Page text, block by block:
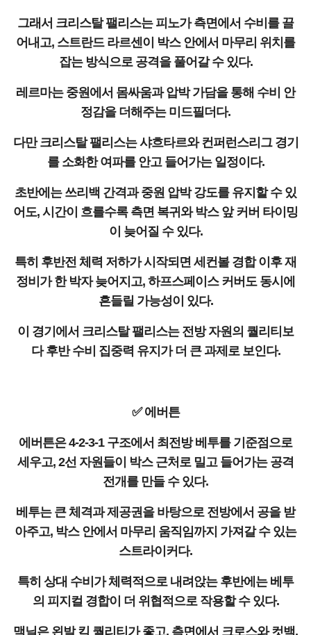
그래서 크리스탈 팰리스는 피노가 측면에서 수비를 끌
어내고, 스트란드 라르센이 박스 안에서 마무리 위치를
잡는 방식으로 공격을 풀어갈 수 있다.
레르마는 중원에서 몸싸움과 압박 가담을 통해 수비 안
정감을 더해주는 미드필더다.
다만 크리스탈 팰리스는 샤흐타르와 컨퍼런스리그 경기
를 소화한 여파를 안고 들어가는 일정이다.
초반에는 쓰리백 간격과 중원 압박 강도를 유지할 수 있
어도, 시간이 흐를수록 측면 복귀와 박스 앞 커버 타이밍
이 늦어질 수 있다.
특히 후반전 체력 저하가 시작되면 세컨볼 경합 이후 재
정비가 한 박자 늦어지고, 하프스페이스 커버도 동시에
흔들릴 가능성이 있다.
이 경기에서 크리스탈 팰리스는 전방 자원의 퀄리티보
다 후반 수비 집중력 유지가 더 큰 과제로 보인다.
✅ 에버튼
에버튼은 4-2-3-1 구조에서 최전방 베투를 기준점으로
세우고, 2선 자원들이 박스 근처로 밀고 들어가는 공격
전개를 만들 수 있다.
베투는 큰 체격과 제공권을 바탕으로 전방에서 공을 받
아주고, 박스 안에서 마무리 움직임까지 가져갈 수 있는
스트라이커다.
특히 상대 수비가 체력적으로 내려앉는 후반에는 베투
의 피지컬 경합이 더 위협적으로 작용할 수 있다.
맥닐은 왼발 킥 퀄리티가 좋고, 측면에서 크로스와 컷백,